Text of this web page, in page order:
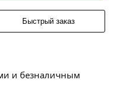
Быстрый заказ
и безналичным